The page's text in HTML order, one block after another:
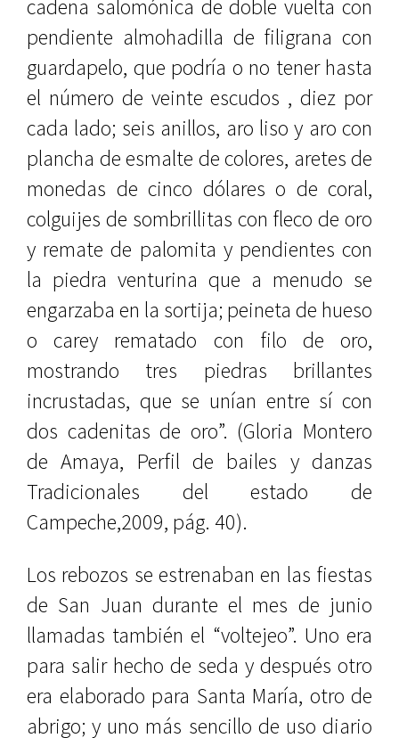
cadena salomónica de doble vuelta con
pendiente almohadilla de filigrana con
guardapelo, que podría o no tener hasta
el número de veinte escudos , diez por
cada lado; seis anillos, aro liso y aro con
plancha de esmalte de colores, aretes de
monedas de cinco dólares o de coral,
colguijes de sombrillitas con fleco de oro
y remate de palomita y pendientes con
la piedra venturina que a menudo se
engarzaba en la sortija; peineta de hueso
o carey rematado con filo de oro,
mostrando tres piedras brillantes
incrustadas, que se unían entre sí con
dos cadenitas de oro”. (Gloria Montero
de Amaya, Perfil de bailes y danzas
Tradicionales del estado de
Campeche,2009, pág. 40).
Los rebozos se estrenaban en las fiestas
de San Juan durante el mes de junio
llamadas también el “voltejeo”. Uno era
para salir hecho de seda y después otro
era elaborado para Santa María, otro de
abrigo; y uno más sencillo de uso diario